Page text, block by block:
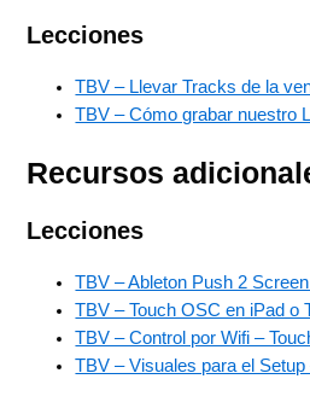
Lecciones
TBV – Llevar Tracks de la
TBV – Cómo grabar nuestro
Recursos
Lecciones
TBV – Ableton Push 2
TBV – Touch OSC en iPad o
TBV – Control por Wifi –
TBV – Visuales para el